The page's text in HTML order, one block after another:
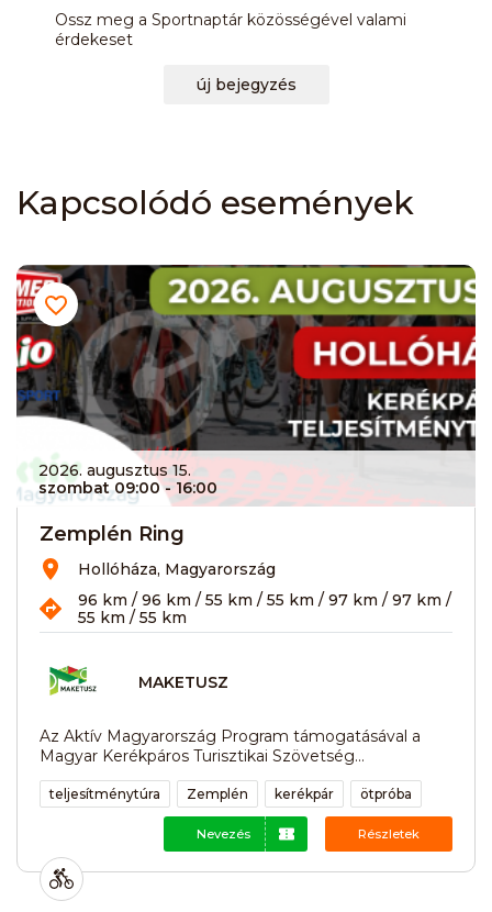
Ossz meg a Sportnaptár közösségével valami
érdekeset
új bejegyzés
Kapcsolódó események
2026. augusztus 15.
szombat 09:00- 16:00
Zemplén Ring
Hollóháza, Magyarország
96 km / 96 km / 55 km / 55 km / 97 km / 97 km /
55 km / 55 km
MAKETUSZ
Az Aktív Magyarország Program támogatásával a
Magyar Kerékpáros Turisztikai Szövetség...
teljesítménytúra Zemplén kerékpár ötpróba
Nevezés Részletek